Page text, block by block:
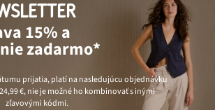
15% a
zadarmo*
prijatia, platí na nasledujúcu objednávku
24,99 €, nie je možné ho kombinovať s inými
zľavovými kódmi.